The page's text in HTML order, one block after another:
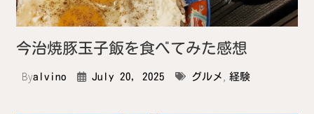
今治焼豚玉子飯を食べてみた感想
Byalvino July 20, 2025 グルメ , 経験